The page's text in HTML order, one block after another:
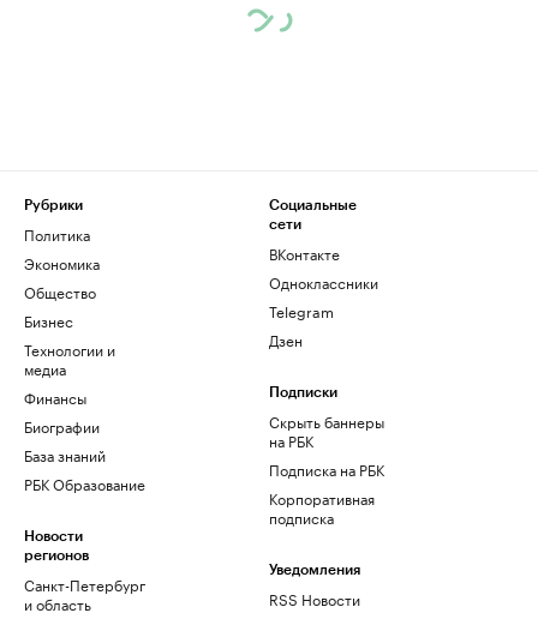
Рубрики
Политика
Экономика
Общество
Бизнес
Технологии и
медиа
Финансы
Биографии
База знаний
РБК Образование
Новости
регионов
Санкт-Петербург
и область
Социальные
сети
ВКонтакте
Одноклассники
Telegram
Дзен
Подписки
Скрыть баннеры
на РБК
Подписка на РБК
Корпоративная
подписка
Уведомления
RSS Новости